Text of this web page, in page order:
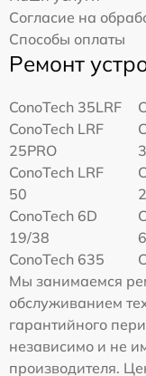
Согласие на
Способы оплаты
Ремонт
ConoTech 35LRF
ConoTech LRF
25PRO
ConoTech LRF
50
ConoTech 6D
19/38
ConoTech 635
Мы занимаемся
обслуживанием
гарантийного
независимо и не
производителя.